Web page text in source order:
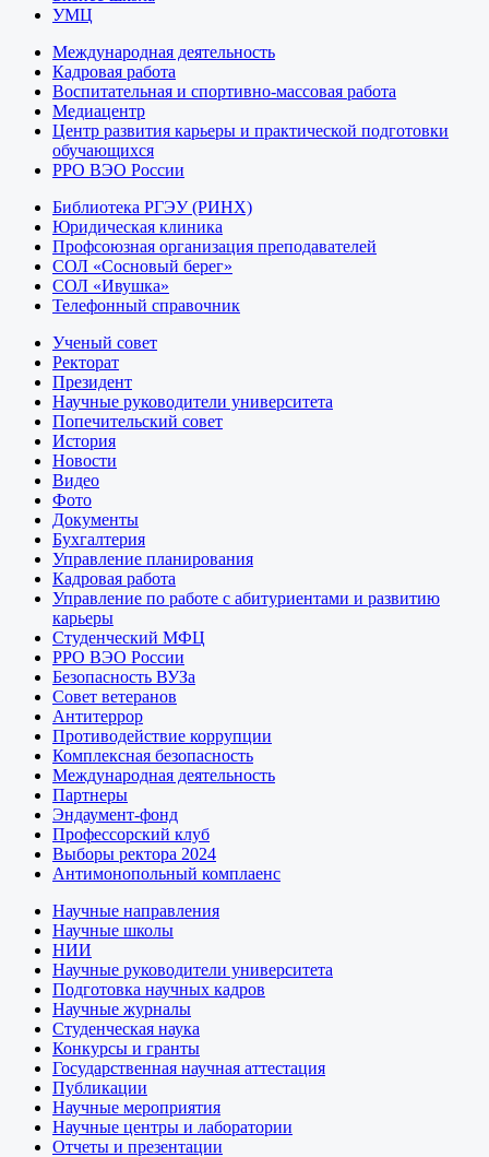
УМЦ
Международная деятельность
Кадровая работа
Воспитательная и спортивно-массовая работа
Медиацентр
Центр развития карьеры и практической подготовки
обучающихся
РРО ВЭО России
Библиотека РГЭУ (РИНХ)
Юридическая клиника
Профсоюзная организация преподавателей
СОЛ «Сосновый берег»
СОЛ «Ивушка»
Телефонный справочник
Ученый совет
Ректорат
Президент
Научные руководители университета
Попечительский совет
История
Новости
Видео
Фото
Документы
Бухгалтерия
Управление планирования
Кадровая работа
Управление по работе с абитуриентами и развитию
карьеры
Студенческий МФЦ
РРО ВЭО России
Безопасность ВУЗа
Совет ветеранов
Антитеррор
Противодействие коррупции
Комплексная безопасность
Международная деятельность
Партнеры
Эндаумент-фонд
Профессорский клуб
Выборы ректора 2024
Антимонопольный комплаенс
Научные направления
Научные школы
НИИ
Научные руководители университета
Подготовка научных кадров
Научные журналы
Студенческая наука
Конкурсы и гранты
Государственная научная аттестация
Публикации
Научные мероприятия
Научные центры и лаборатории
Отчеты и презентации